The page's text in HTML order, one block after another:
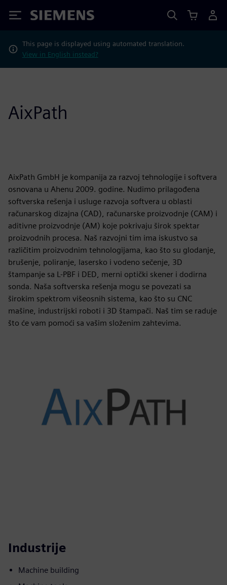
Siemens
This page is displayed using automated translation.
View in English instead?
AixPath
AixPath GmbH je kompanija za razvoj tehnologije i softvera
osnovana u Ahenu 2009. godine. Nudimo prilagođena
softverska rešenja i usluge razvoja softvera u oblasti
računarskog dizajna (CAD), računarske proizvodnje (CAM) i
aditivne proizvodnje (AM) koje pokrivaju širok spektar
proizvodnih procesa. Naš razvojni tim ima iskustvo sa
različitim proizvodnim tehnologijama, kao što su glodanje,
brušenje, poliranje, lasersko i vodeno sečenje, 3D
štampanje sa L-PBF i DED, merni optički skener i dodirna
sonda. Naša softverska rešenja mogu se povezati sa
širokim spektrom višeosnih sistema, kao što su CNC
mašine, industrijski roboti i 3D štampači. Naš tim se raduje
što će vam pomoći sa vašim složenim zahtevima.
Industrije
Machine building